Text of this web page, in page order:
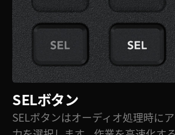
SELボタン
SELボタンはオーディオ処理時に